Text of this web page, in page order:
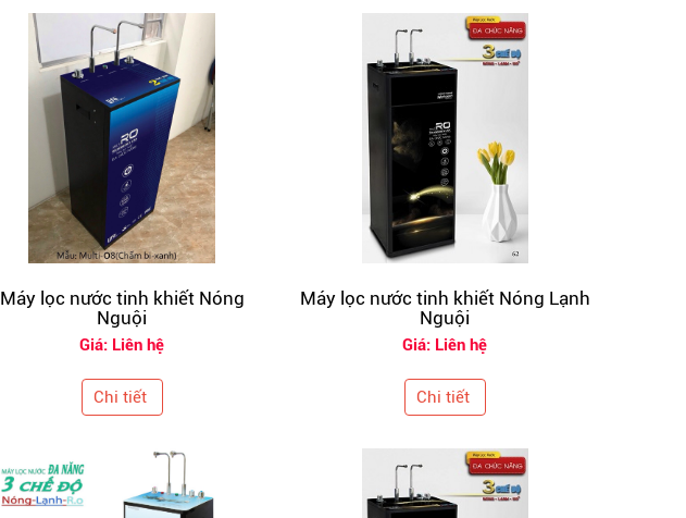
Máy lọc nước tinh khiết Nóng
Nguội
Giá: Liên hệ
Chi tiết
Máy lọc nước tinh khiết Nóng Lạnh
Nguội
Giá: Liên hệ
Chi tiết